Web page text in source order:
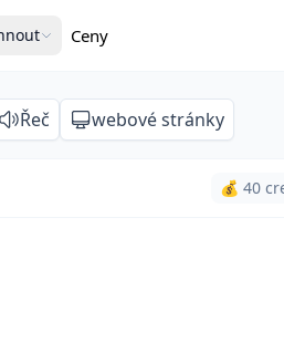
Ceny
Řeč webové stránky
💰 40